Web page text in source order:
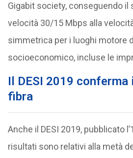
Gigabit society, conseguendo il
velocità 30/15 Mbps alla
simmetrica per i luoghi motore
socioeconomico, incluse le
Il DESI 2019 conferma
fibra
Anche il DESI 2019, pubblicato
risultati sono relativi alla metà